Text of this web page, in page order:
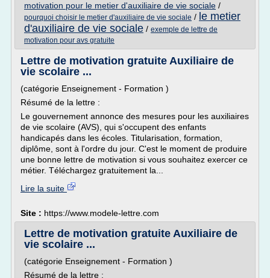
motivation pour le metier d'auxiliaire de vie sociale /
pourquoi choisir le metier d'auxiliaire de vie sociale / le metier
d'auxiliaire de vie sociale / exemple de lettre de
motivation pour avs gratuite
Lettre de motivation gratuite Auxiliaire de
vie scolaire ...
(catégorie Enseignement - Formation )
Résumé de la lettre :
Le gouvernement annonce des mesures pour les auxiliaires
de vie scolaire (AVS), qui s'occupent des enfants
handicapés dans les écoles. Titularisation, formation,
diplôme, sont à l'ordre du jour. C'est le moment de produire
une bonne lettre de motivation si vous souhaitez exercer ce
métier. Téléchargez gratuitement la...
Lire la suite
Site : https://www.modele-lettre.com
Lettre de motivation gratuite Auxiliaire de
vie scolaire ...
(catégorie Enseignement - Formation )
Résumé de la lettre :